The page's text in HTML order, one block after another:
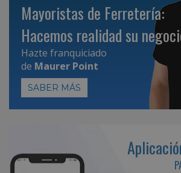
Mayoristas de Ferretería:
Hacemos realidad su
Hazte franquiciado
de Maurer Point
SABER MÁS